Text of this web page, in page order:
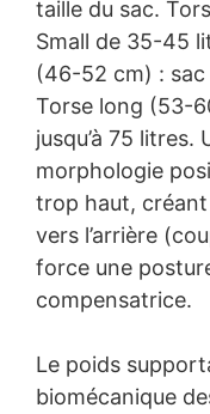
taille du sac.
Small de 35-45
(46-52 cm) :
Torse long (53-
jusqu’à 75
morphologie
trop haut,
vers l’arrière
force une
compensatrice.
Le poids
biomécanique